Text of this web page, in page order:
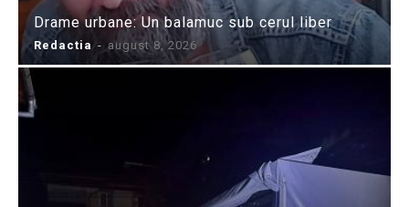
Drame urbane: Un balamuc sub cerul liber
Redactia - august 8, 2026